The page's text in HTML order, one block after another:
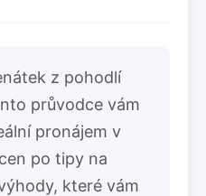
z pohodlí
průvodce vám
pronájem v
po tipy na
které vám